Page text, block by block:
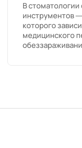
В
инструментов
которого
медицинского